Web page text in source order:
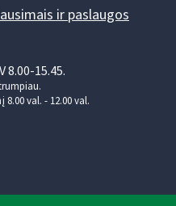
ir paslaugos
8.00-15.45.
val. - 12.00 val.